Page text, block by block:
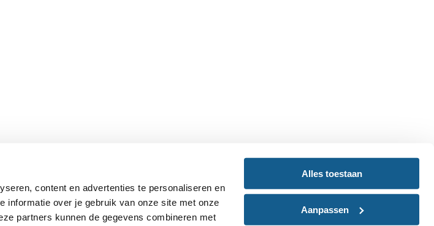
content en advertenties te personaliseren en
informatie over je gebruik van onze site met onze
partners kunnen de gegevens combineren met
Alles toestaan
Aanpassen